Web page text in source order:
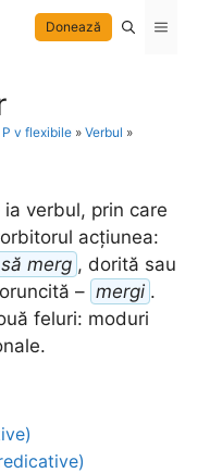
Donează Menu
P v flexibile » Verbul »
verbul, prin care
acțiunea:
să merg , dorită sau
– mergi .
feluri: moduri